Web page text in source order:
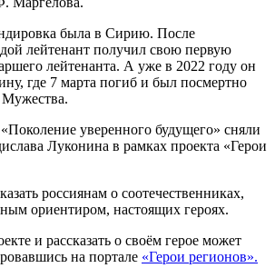
была в Сирию. После
лейтенант получил свою первую
лейтенанта. А уже в 2022 году он
где 7 марта погиб и был посмертно
уверенного будущего» сняли
Луконина в рамках проекта «Герои
россиянам о соотечественниках,
ориентиром, настоящих героях.
и рассказать о своём герое может
на портале «Герои регионов».